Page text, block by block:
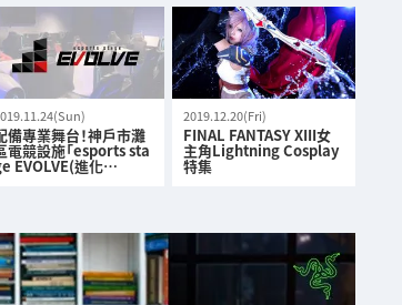
備專業舞台！神戶市灘
電競設施「esports sta
EVOLVE(進化…
2019.12.20(Fri)
FINAL FANTASY XIII女
主角Lightning Cosplay
特集